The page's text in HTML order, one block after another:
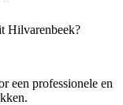
Hilvarenbeek?
een professionele en